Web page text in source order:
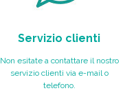
Servizio clienti
Non esitate a contattare il nostro
servizio clienti via e-mail o
telefono.